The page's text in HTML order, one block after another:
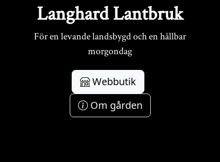
Langhard Lantbruk
För en levande landsbygd och en hållbar
morgondag
Webbutik
Om gården